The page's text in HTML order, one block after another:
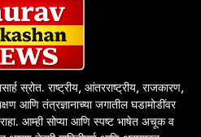
स्रोत. राष्ट्रीय, आंतरराष्ट्रीय, राजकारण,
आणि तंत्रज्ञानाच्या जगातील घडामोडींवर
आम्ही सोप्या आणि स्पष्ट भाषेत अचूक व